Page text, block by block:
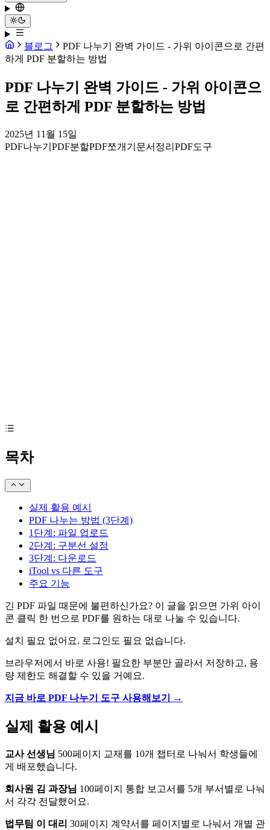
블로그
PDF 나누기 완벽 가이드 - 가위 아이콘으로 간편
하게 PDF 분할하는 방법
PDF 나누기 완벽 가이드 - 가위 아이콘으
로 간편하게 PDF 분할하는 방법
2025년 11월 15일
PDF나누기 PDF분할PDF쪼개기 문서정리 PDF도구
목차
실제 활용 예시
PDF 나누는 방법 (3단계)
1단계: 파일 업로드
2단계: 구분선 설정
3단계: 다운로드
iTool vs 다른 도구
주요 기능
긴 PDF 파일 때문에 불편하신가요? 이 글을 읽으면 가위 아이
콘 클릭 한 번으로 PDF를 원하는 대로 나눌 수 있습니다.
설치 필요 없어요. 로그인도 필요 없습니다.
브라우저에서 바로 사용! 필요한 부분만 골라서 저장하고, 용
량 제한도 해결할 수 있을 거예요.
지금 바로 PDF 나누기 도구 사용해보기 →
실제 활용 예시
교사 선생님 500페이지 교재를 10개 챕터로 나눠서 학생들에
게 배포했습니다.
회사원 김 과장님 100페이지 통합 보고서를 5개 부서별로 나눠
서 각각 전달했어요.
법무팀 이 대리 30페이지 계약서를 페이지별로 나눠서 개별 관